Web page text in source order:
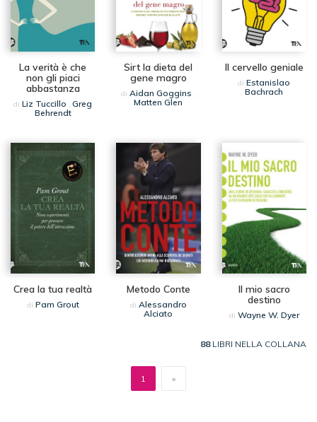
La verità è che
non gli piaci
abbastanza
di Liz Tuccillo ,Greg
Behrendt
Sirt la dieta del
gene magro
diAidan Goggins ,
Matten Glen
Il cervello geniale
di Estanislao
Bachrach
Crea la tua realtà
di Pam Grout
Metodo Conte
di Alessandro
Alciato
Il mio sacro
destino
di Wayne W. Dyer
88LIBRI NELLA COLLANA
»
1